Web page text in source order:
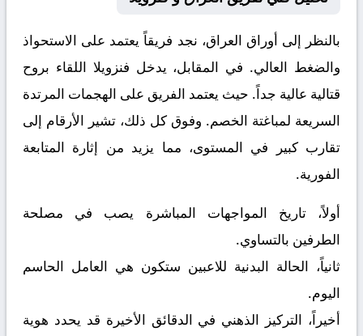
بالنظر إلى أوراق العراق، نجد فريقاً يعتمد على الاستحواذ
والضغط العالي. في المقابل، يدخل فنزويلا اللقاء بروح
قتالية عالية جداً. حيث يعتمد الفريق على الهجمات المرتدة
السريعة لمباغتة الخصم. وفوق كل ذلك، تشير الأرقام إلى
تقارب كبير في المستوى، مما يزيد من إثارة المتابعة
الفورية.
أولاً، تاريخ المواجهات المباشرة يصب في مصلحة
الطرفين بالتساوي.
ثانياً، الحالة البدنية للاعبين ستكون هي العامل الحاسم
اليوم.
أخيراً، التركيز الذهني في الدقائق الأخيرة قد يحدد هوية